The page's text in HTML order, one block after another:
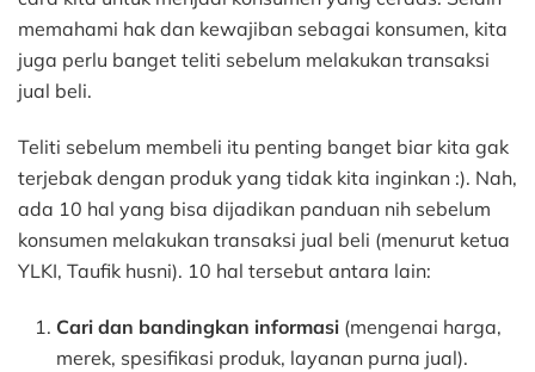
memahami hak dan kewajiban sebagai konsumen, kita
juga perlu banget teliti sebelum melakukan transaksi
jual beli.
Teliti sebelum membeli itu penting banget biar kita gak
terjebak dengan produk yang tidak kita inginkan :). Nah,
ada 10 hal yang bisa dijadikan panduan nih sebelum
konsumen melakukan transaksi jual beli (menurut ketua
YLKI, Taufik husni). 10 hal tersebut antara lain:
Cari dan bandingkan informasi (mengenai harga,
merek, spesifikasi produk, layanan purna jual).